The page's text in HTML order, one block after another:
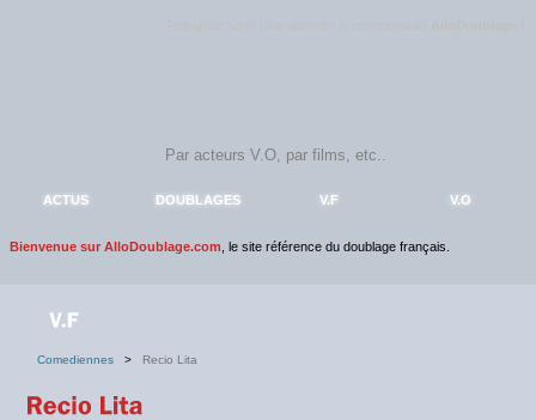
ACTUS DOUBLAGES V.F V.O
Bienvenue sur AlloDoublage.com , le site référence du doublage français.
Comediennes > Recio Lita